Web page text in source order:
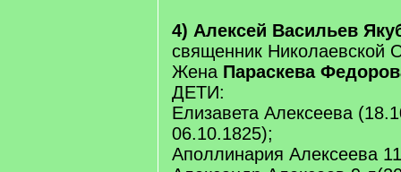
4) Алексей Васильев
священник Николаевской
Жена Параскева
ДЕТИ:
Елизавета Алексеева
06.10.1825);
Аполлинария Алексеева